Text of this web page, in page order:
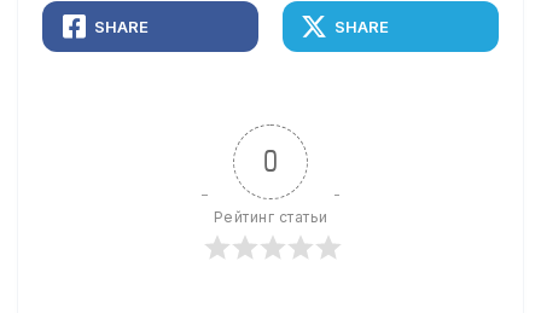
SHARE SHARE
0
Рейтинг статьи